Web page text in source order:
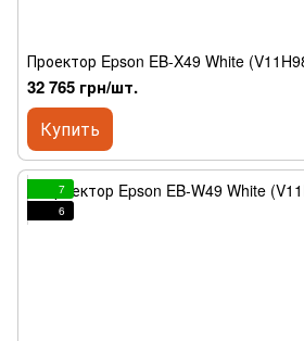
Проектор Epson EB-X49 White
32 765 грн/шт.
Купить
7
6